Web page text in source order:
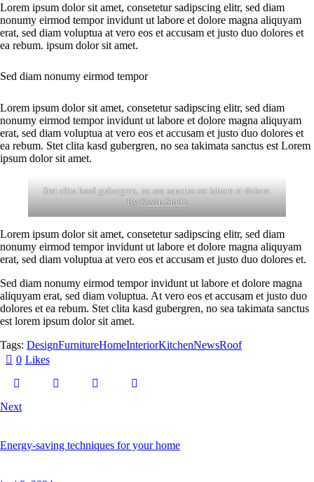
Lorem ipsum dolor sit amet, consetetur sadipscing elitr, sed diam
nonumy eirmod tempor invidunt ut labore et dolore magna aliquyam
erat, sed diam voluptua at vero eos et accusam et justo duo dolores et
ea rebum. ipsum dolor sit amet.
Sed diam nonumy eirmod tempor
Lorem ipsum dolor sit amet, consetetur sadipscing elitr, sed diam
nonumy eirmod tempor invidunt ut labore et dolore magna aliquyam
erat, sed diam voluptua at vero eos et accusam et justo duo dolores et
ea rebum. Stet clita kasd gubergren, no sea takimata sanctus est Lorem
ipsum dolor sit amet.
Stet clita kasd gubergren, no sea sanctus est labore et dolore.
By Kevin Smith
Lorem ipsum dolor sit amet, consetetur sadipscing elitr, sed diam
nonumy eirmod tempor invidunt ut labore et dolore magna aliquyam
erat, sed diam voluptua at vero eos et accusam et justo duo dolores et.
Sed diam nonumy eirmod tempor invidunt ut labore et dolore magna
aliquyam erat, sed diam voluptua. At vero eos et accusam et justo duo
dolores et ea rebum. Stet clita kasd gubergren, no sea takimata sanctus
est lorem ipsum dolor sit amet.
Tags: DesignFurnitureHomeInteriorKitchenNewsRoof
0 Likes
Next
Energy-saving techniques for your home